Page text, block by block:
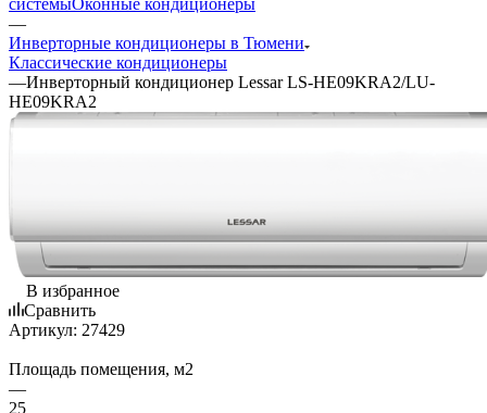
—
Инверторные кондиционеры в Тюмени
Классические кондиционеры
—Инверторный кондиционер Lessar LS-HE09KRA2/LU-
HE09KRA2
В избранное
Сравнить
Артикул: 27429
Площадь помещения, м2
—
25